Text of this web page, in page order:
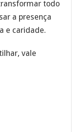
todo
a presença
e caridade.
vale